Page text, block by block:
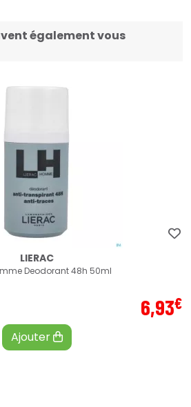
également vous
LIERAC
Deodorant 48h 50ml
6,93€
Ajouter